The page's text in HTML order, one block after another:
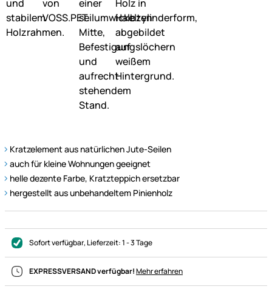
Kratzelement aus natürlichen Jute-Seilen
auch für kleine Wohnungen geeignet
helle dezente Farbe, Kratzteppich ersetzbar
hergestellt aus unbehandeltem Pinienholz
Sofort verfügbar, Lieferzeit:1 - 3 Tage
EXPRESSVERSAND verfügbar!Mehr erfahren